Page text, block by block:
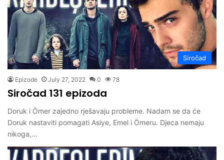
Siročad
Epizode July 27, 2022 0 78
Siročad 131 epizoda
Doruk i Ömer zajedno rješavaju probleme. Nadam se da će
Doruk nastaviti pomagati Asiye, Emel i Ömeru. Djeca nemaju
nikoga,…